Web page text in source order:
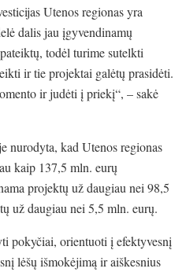
Utenos regionas yra
dalis jau įgyvendinamų
todėl turime sutelkti
ir tie projektai galėtų prasidėti.
ir judėti į priekį“, – sakė
nurodyta, kad Utenos regionas
kaip 137,5 mln. eurų
projektų už daugiau nei 98,5
už daugiau nei 5,5 mln. eurų.
pokyčiai, orientuoti į efektyvesnį
lėšų išmokėjimą ir aiškesnius